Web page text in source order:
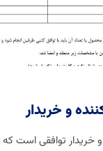
و خریدار
و خریدار توافقی است